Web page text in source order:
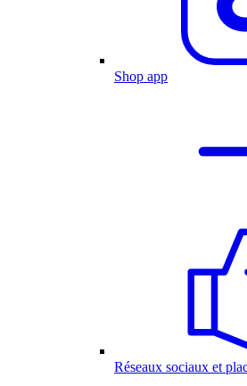
Shop app
Réseaux sociaux et